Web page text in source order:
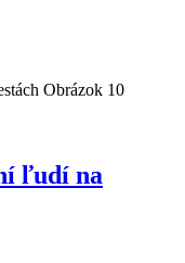
ľudí na